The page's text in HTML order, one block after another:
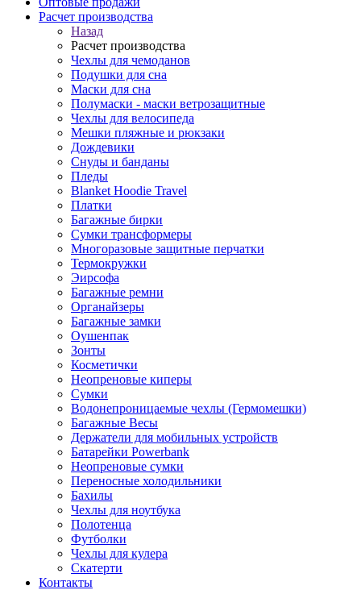
Расчет производства
Назад
Расчет производства
Чехлы для чемоданов
Подушки для сна
Маски для сна
Полумаски - маски ветрозащитные
Чехлы для велосипеда
Мешки пляжные и рюкзаки
Дождевики
Снуды и банданы
Пледы
Blanket Hoodie Travel
Платки
Багажные бирки
Сумки трансформеры
Многоразовые защитные перчатки
Термокружки
Эирсофа
Багажные ремни
Органайзеры
Багажные замки
Оушенпак
Зонты
Косметички
Неопреновые киперы
Сумки
Водонепроницаемые чехлы (Гермомешки)
Багажные Весы
Держатели для мобильных устройств
Батарейки Powerbank
Неопреновые сумки
Переносные холодильники
Бахилы
Чехлы для ноутбука
Полотенца
Футболки
Чехлы для кулера
Скатерти
Контакты